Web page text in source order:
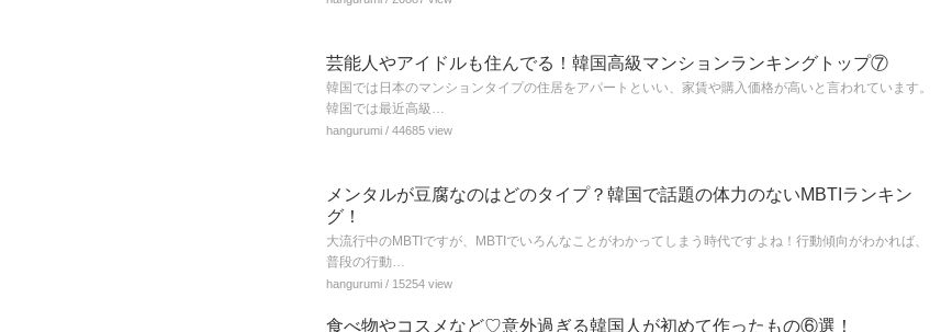
芸能人やアイドルも住んでる！韓国高級マンションランキングトップ⑦
韓国では日本のマンションタイプの住居をアパートといい、家賃や購入価格が高いと言われています。
韓国では最近高級…
hangurumi / 44685 view
メンタルが豆腐なのはどのタイプ？韓国で話題の体力のないMBTIランキン
グ！
大流行中のMBTIですが、MBTIでいろんなことがわかってしまう時代ですよね！行動傾向がわかれば、
普段の行動…
hangurumi / 15254 view
食べ物やコスメなど♡意外過ぎる韓国人が初めて作ったもの⑥選！